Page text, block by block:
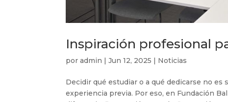
Inspiración profesional
poradmin |Jun 12, 2025 | Noticias
Decidir qué estudiar o a qué dedicarse no
experiencia previa. Por eso, en Fundación